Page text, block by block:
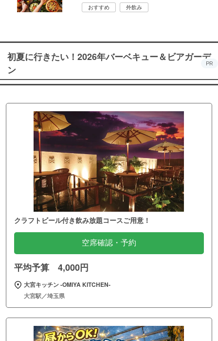
おすすめ 外飲み
初夏に行きたい！2026年バーベキュー＆ビアガーデ
ン
PR
クラフトビール付き飲み放題コースご用意！
空席確認・予約
平均予算 4,000円
大宮キッチン ‐OMIYA KITCHEN‐
大宮駅／埼玉県